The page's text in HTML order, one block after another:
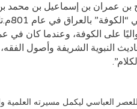
بن عمران بن إسماعيل بن محمد
قيس
على الكوفة، وعندما كان في
النبوية الشريفة وأصول
العباسي ليكمل مسيرته العلمية